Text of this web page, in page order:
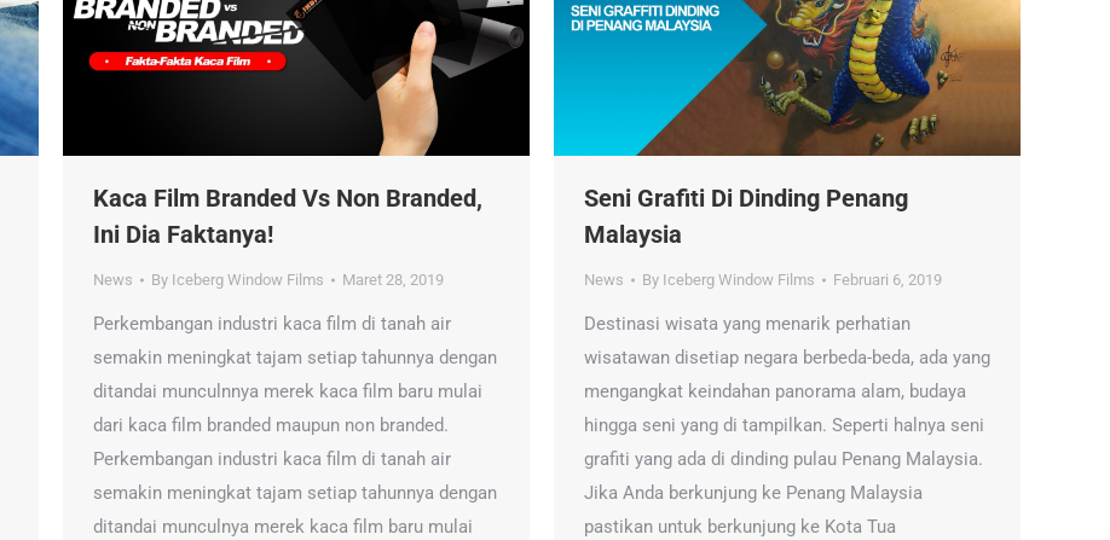
Kaca Film Branded Vs Non Branded,
Ini Dia Faktanya!
News By Iceberg Window Films Maret 28, 2019
Perkembangan industri kaca film di tanah air
semakin meningkat tajam setiap tahunnya dengan
ditandai munculnnya merek kaca film baru mulai
dari kaca film branded maupun non branded.
Perkembangan industri kaca film di tanah air
semakin meningkat tajam setiap tahunnya dengan
ditandai munculnya merek kaca film baru mulai
Seni Grafiti Di Dinding Penang
Malaysia
News By Iceberg Window Films Februari 6, 2019
Destinasi wisata yang menarik perhatian
wisatawan disetiap negara berbeda-beda, ada yang
mengangkat keindahan panorama alam, budaya
hingga seni yang di tampilkan. Seperti halnya seni
grafiti yang ada di dinding pulau Penang Malaysia.
Jika Anda berkunjung ke Penang Malaysia
pastikan untuk berkunjung ke Kota Tua